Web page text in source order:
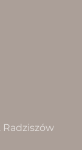
Radziszów